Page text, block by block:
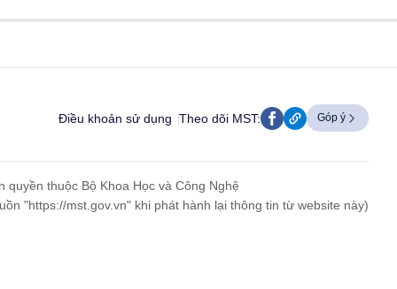
Điều khoản sử dụng Theo dõi MST: Góp ý
quyền thuộc Bộ Khoa Học và Công Nghệ
"https://mst.gov.vn" khi phát hành lại thông tin từ website này)